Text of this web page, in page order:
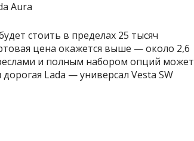
стоить в пределах 25 тысяч
цена окажется выше — около 2,6
и полным набором опций может
Lada — универсал Vesta SW